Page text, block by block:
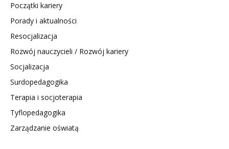
Początki kariery
Porady i aktualności
Resocjalizacja
Rozwój nauczycieli / Rozwój kariery
Socjalizacja
Surdopedagogika
Terapia i socjoterapia
Tyflopedagogika
Zarządzanie oświatą